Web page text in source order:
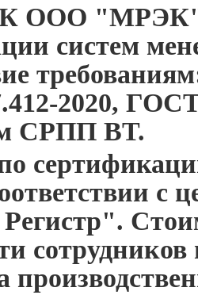
"МРЭК" -
систем
2020,
СРПП ВТ.